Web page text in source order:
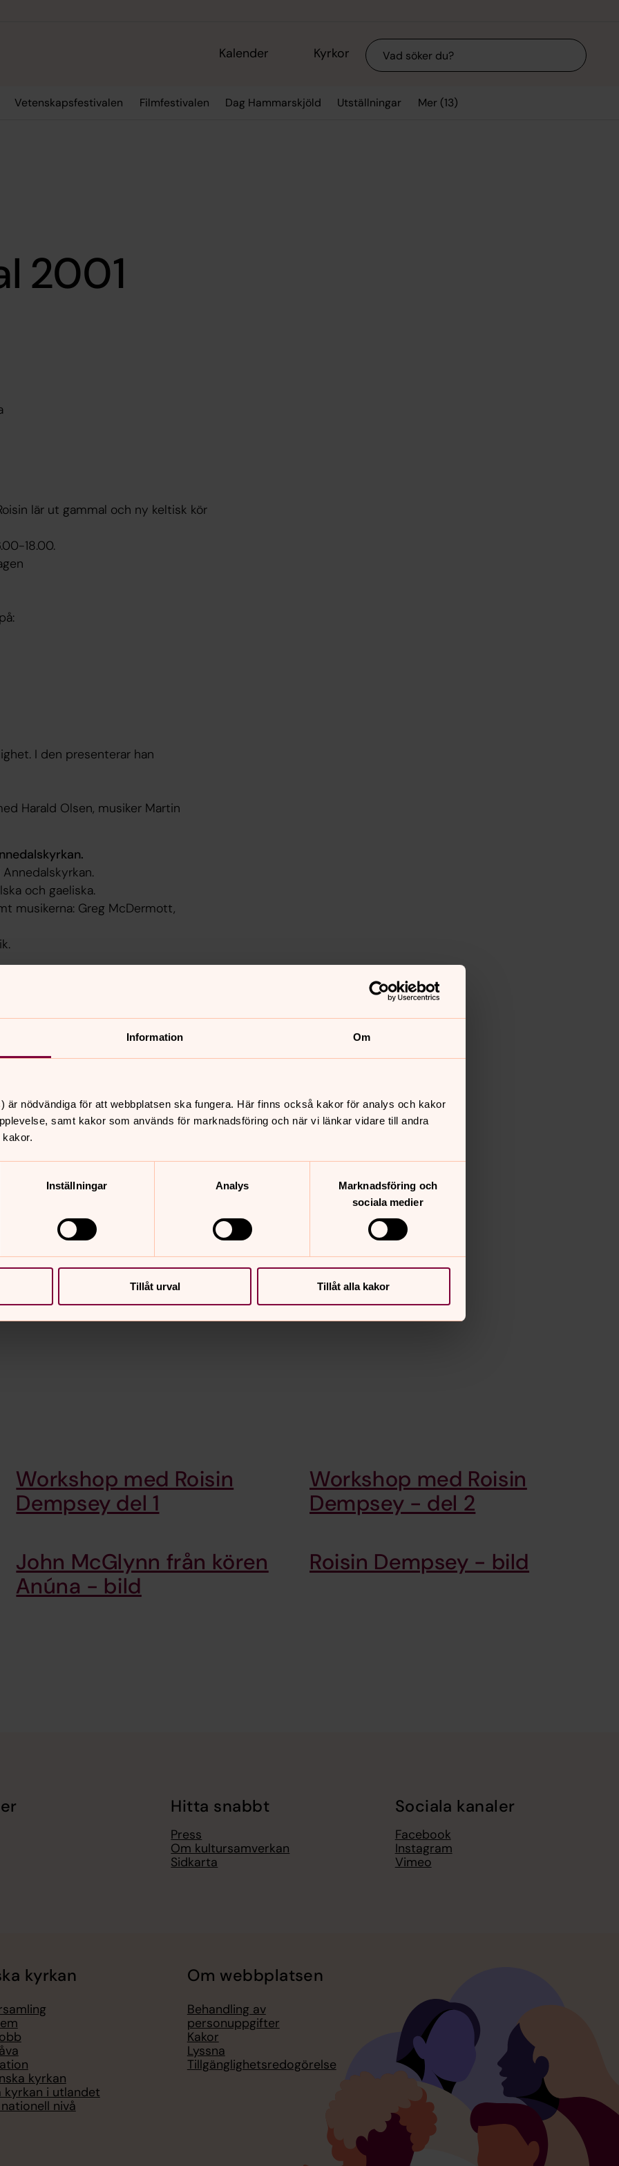
Information Om
är nödvändiga för att webbplatsen ska fungera. Här finns också kakor för analys och kakor
samt kakor som används för marknadsföring och när vi länkar vidare till andra
Inställningar Analys
Marknadsföring och
sociala medier
Tillåt urval Tillåt alla kakor
Kalender Kyrkor Sök
Vetenskapsfestivalen Filmfestivalen Dag Hammarskjöld Utställningar Mer (13)
2001
lär ut gammal och ny keltisk kör
18.00.
I den presenterar han
Harald Olsen, musiker Martin
och gaeliska.
musikerna: Greg McDermott,
to his Poetry"
by John Banville"
'The Untouchable'
the Point of Paul Muldoon's
Workshop med Roisin
Dempsey del 1
Workshop med Roisin
Dempsey - del 2
John McGlynn från kören
Anúna - bild
Roisin Dempsey - bild
Hitta snabbt
Press
Om kultursamverkan
Sidkarta
Sociala kanaler
Facebook
Instagram
Vimeo
kyrkan
kyrkan
kyrkan i utlandet
nivå
Om webbplatsen
Behandling av
personuppgifter
Kakor
Lyssna
Tillgänglighetsredogörelse